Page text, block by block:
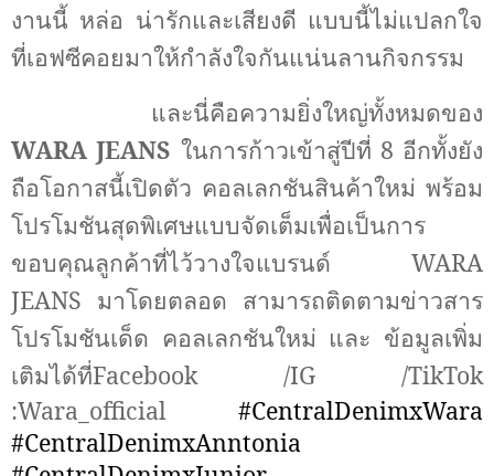
งานนี้ หล่อ น่ารักและเสียงดี แบบนี้ไม่แปลกใจ
ที่เอฟซีคอยมาให้กำลังใจกันแน่นลานกิจกรรม
และนี่คือความยิ่งใหญ่ทั้งหมดของ
WARA JEANS ในการก้าวเข้าสู่ปีที่ 8 อีกทั้งยัง
ถือโอกาสนี้เปิดตัว คอลเลกชันสินค้าใหม่ พร้อม
โปรโมชันสุดพิเศษแบบจัดเต็มเพื่อเป็นการ
ขอบคุณลูกค้าที่ไว้วางใจแบรนด์ WARA
JEANS มาโดยตลอด สามารถติดตามข่าวสาร
โปรโมชันเด็ด คอลเลกชันใหม่ และ ข้อมูลเพิ่ม
เติมได้ที่Facebook /IG /TikTok
:Wara_official
#CentralDenimxWara
#CentralDenimxAnntonia